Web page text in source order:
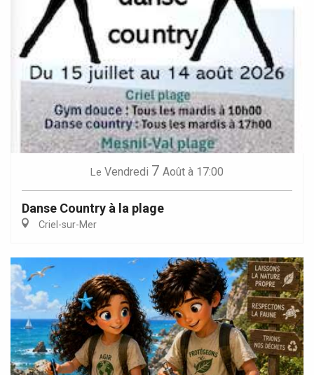
Le Vendredi 7 Août à 17:00
Danse Country à la plage
Criel-sur-Mer